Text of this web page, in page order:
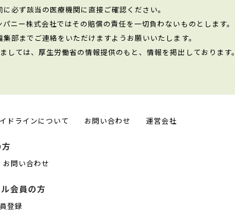
必ず該当の医療機関に直接ご確認ください。
ニー株式会社ではその賠償の責任を一切負わないものとします。
部までご連絡をいただけますようお願いいたします。
ては、厚生労働省の情報提供のもと、情報を掲出しております。
ドラインについて お問い合わせ 運営会社
お問い合わせ
会員の方
登録